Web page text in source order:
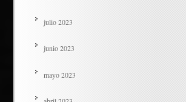
julio 2023
junio 2023
mayo 2023